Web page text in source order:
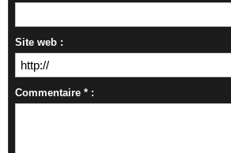
Site web :
Commentaire * :